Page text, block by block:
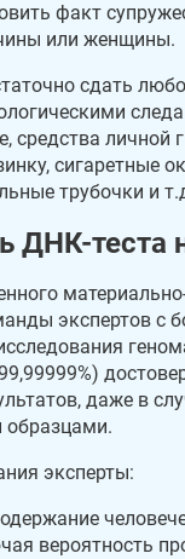
факт
или женщины.
сдать
средства личной
сигаретные
трубочки и
ДНК-теста
экспертов с
даже в
образцами.
эксперты:
вероятность